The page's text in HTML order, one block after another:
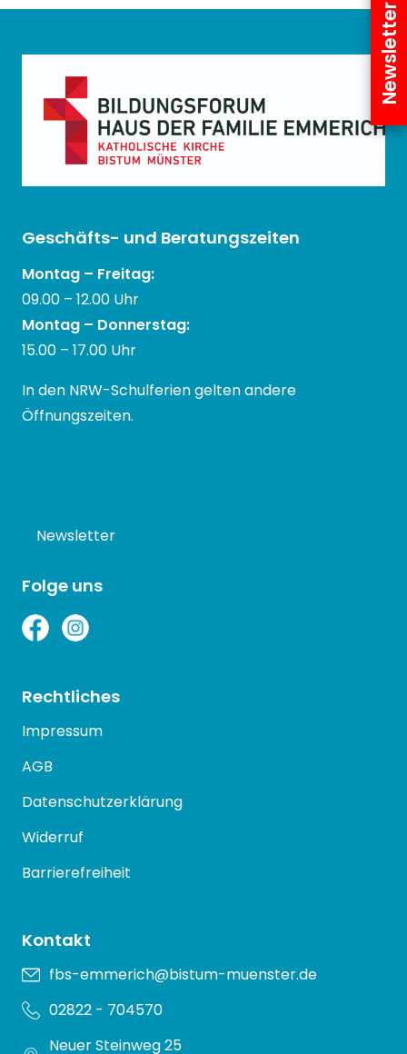
Newsletter
Geschäfts- und Beratungszeiten
Montag – Freitag:
09.00 – 12.00 Uhr
Montag – Donnerstag:
15.00 – 17.00 Uhr
In den NRW-Schulferien gelten andere
Öffnungszeiten.
Newsletter
Folge uns
Rechtliches
Impressum
AGB
Datenschutzerklärung
Widerruf
Barrierefreiheit
Kontakt
fbs-emmerich@bistum-muenster.de
02822 - 704570
Neuer Steinweg 25